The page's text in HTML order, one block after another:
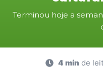
Terminou hoje a
4 min de